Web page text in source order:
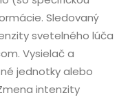
Sledovaný
svetelného lúča
Vysielač a
jednotky alebo
intenzity